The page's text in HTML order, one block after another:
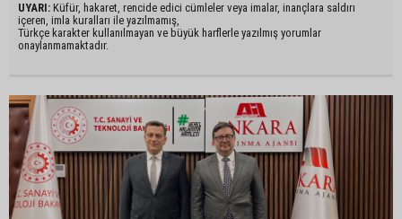
UYARI: Küfür, hakaret, rencide edici cümleler veya imalar, inançlara saldırı
içeren, imla kuralları ile yazılmamış,
Türkçe karakter kullanılmayan ve büyük harflerle yazılmış yorumlar
onaylanmamaktadır.